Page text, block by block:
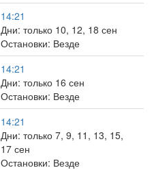
14:21
Дни: только 10, 12, 18 сен
Остановки: Везде
14:21
Дни: только 16 сен
Остановки: Везде
14:21
Дни: только 7, 9, 11, 13, 15,
17 сен
Остановки: Везде